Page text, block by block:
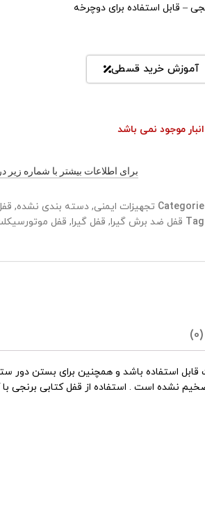
– قابل استفاده برای دوچرخه
آموزش خرید قسطی
موجود نمی باشد
برای اطلاعات بیشتر با شماره زیر در تماس
تجهیزات ایمنی, دسته بندی نشده,
قفل ضد برش گیرا, قفل گیرا, قفل
می شود برای انواع موتور سیکلت قابل استفاده باشد و
نشده است . استفاده از قفل کتابی برنجی با